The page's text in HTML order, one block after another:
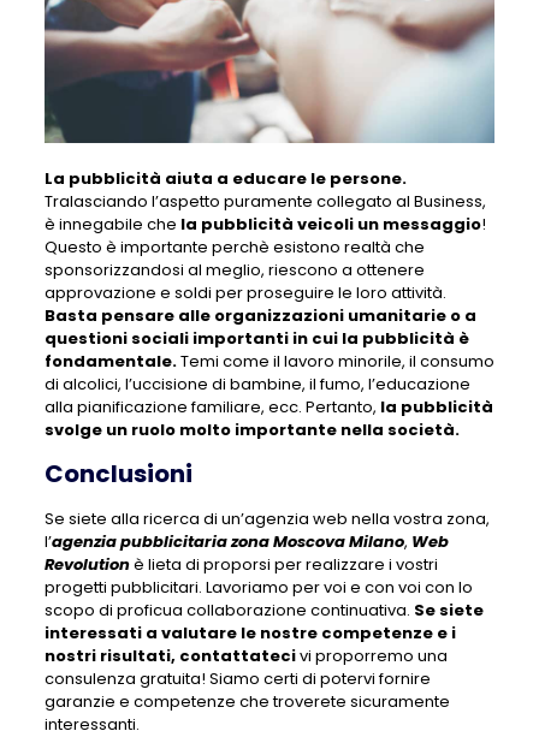
La pubblicità aiuta a educare le persone.
Tralasciando l’aspetto puramente collegato al Business,
è innegabile che la pubblicità veicoli un messaggio!
Questo è importante perchè esistono realtà che
sponsorizzandosi al meglio, riescono a ottenere
approvazione e soldi per proseguire le loro attività.
Basta pensare alle organizzazioni umanitarie o a
questioni sociali importanti in cui la pubblicità è
fondamentale.Temi come il lavoro minorile, il consumo
di alcolici, l’uccisione di bambine, il fumo, l’educazione
alla pianificazione familiare, ecc. Pertanto, la pubblicità
svolge un ruolo molto importante nella società.
Conclusioni
Se siete alla ricerca di un’agenzia web nella vostra zona,
l’agenzia pubblicitaria zona Moscova Milano, Web
Revolutionè lieta di proporsi per realizzare i vostri
progetti pubblicitari. Lavoriamo per voi e con voi con lo
scopo di proficua collaborazione continuativa. Se siete
interessati a valutare le nostre competenze e i
nostri risultati, contattatecivi proporremo una
consulenza gratuita! Siamo certi di potervi fornire
garanzie e competenze che troverete sicuramente
interessanti.